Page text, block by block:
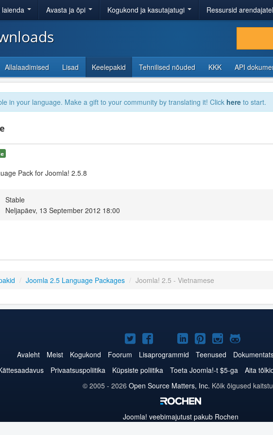
laienda Avasta ja õpi Kogukond ja kasutajatugi Ressursid
Allalaadimised Lisad Keelepakid Tehnilised nõuded KKK API
in your language. Make a gift to your community by translating it! Click here to start.
Pack for Joomla! 2.5.8
Stable
Neljapäev, 13 September 2012 18:00
/ Joomla 2.5 Language Packages / Joomla! 2.5 - Vietnamese
Joomla!
Twitteris
Joomla!
Facebookis
Joomla!
YouTubes
Joomla!
LinkedInis
Joomla!
Pinterestis
Joomla!
Instagramis
Joomla!
Avaleht Meist Kogukond Foorum Lisaprogrammid Teenused
Privaatsuspoliitika Küpsiste poliitika Toeta Joomla!-t $5-ga Aita
© 2005 - 2026 Open Source Matters, Inc. Kõik õigused
Joomla! veebimajutust pakub Rochen